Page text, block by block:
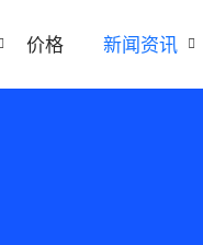
价格 新闻资讯